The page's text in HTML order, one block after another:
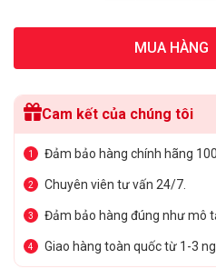
MUA HÀNG
Cam kết của chúng tôi
1 Đảm bảo hàng chính hãng
2 Chuyên viên tư vấn 24/7.
3 Đảm bảo hàng đúng như mô
4 Giao hàng toàn quốc từ 1-3